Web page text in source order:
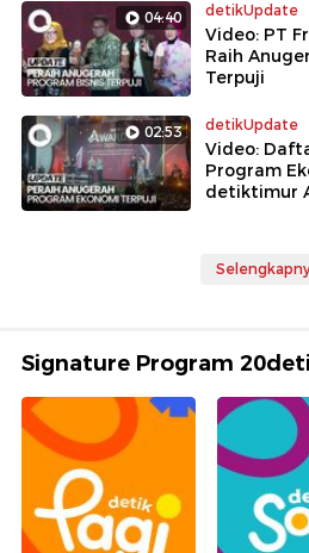
04:40 detikUpdate
Video: PT
Raih
Terpuji
02:53 detikUpdate
Video:
Program
detiktimur
Signature Program